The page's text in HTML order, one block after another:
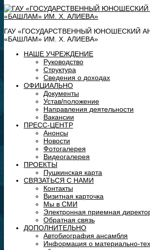
ГАУ «ГОСУДАРСТВЕННЫЙ ЮНОШЕСКИЙ
«БАШЛАМ» ИМ. Х. АЛИЕВА»
НАШЕ УЧРЕЖДЕНИЕ
Руководство
Структура
Сведения о доходах
ОФИЦИАЛЬНО
Документы
Устав/положение
Направления деятельности
Вакансии
ПРЕСС-ЦЕНТР
Анонсы
Новости
Фотогалерея
Видеогалерея
ПРОЕКТЫ
Пушкинская карта
СВЯЗАТЬСЯ С НАМИ
Контакты
Визитная карточка
Мы в СМИ
Электронная приемная
Обратная связь
ДОПОЛНИТЕЛЬНО
Автобиография ансамбля
Информация о материально-